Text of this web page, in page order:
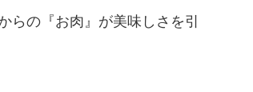
の『お肉』が美味しさを引